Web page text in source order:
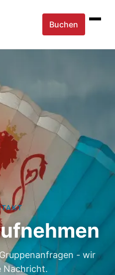
Buchen
- wir
Nachricht.